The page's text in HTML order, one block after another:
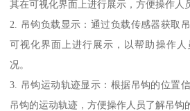
其在可视化界面上进行展示，方便操作人
2. 吊钩负载显示：通过负载传感器获取
可视化界面上进行展示，以帮助操作
况。
3. 吊钩运动轨迹显示：根据吊钩的位置
吊钩的运动轨迹，方便操作人员了解吊钩